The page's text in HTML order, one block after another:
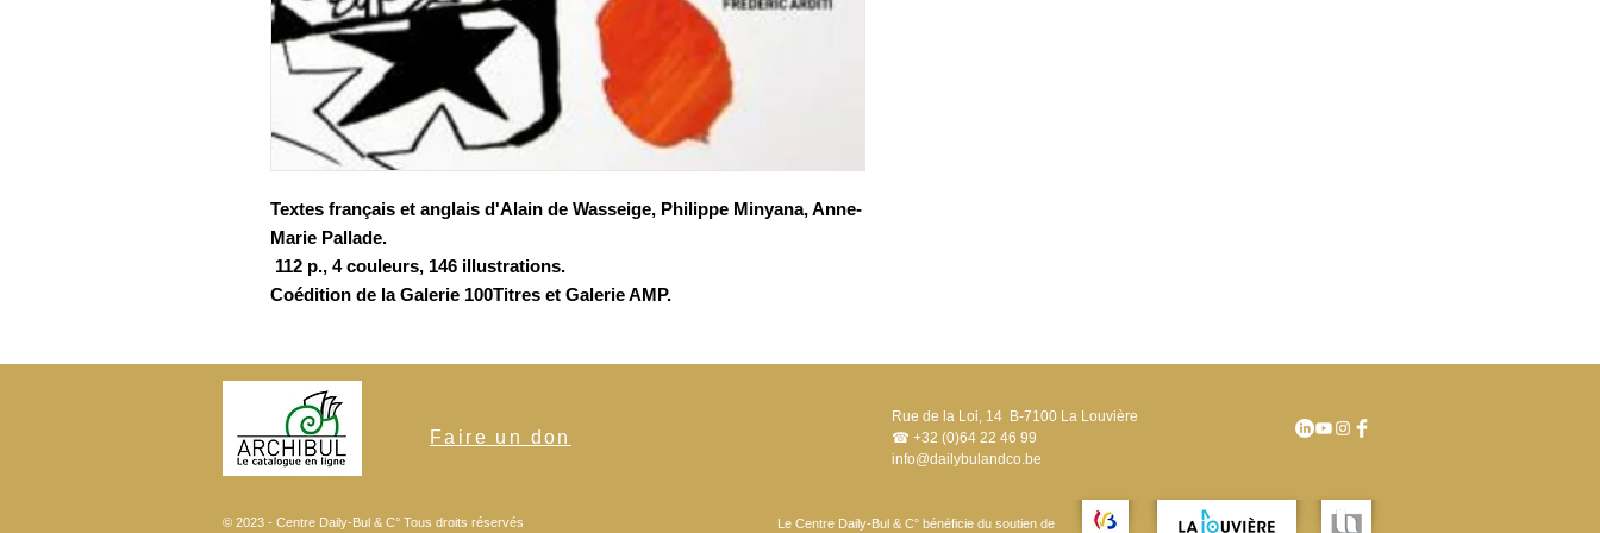
Textes français et anglais d'Alain de Wasseige, Philippe Minyana, Anne-
Marie Pallade.
112 p., 4 couleurs, 146 illustrations.
Coédition de la Galerie 100Titres et Galerie AMP.
Faire un don
© 2023 - Centre Daily-Bul & C° Tous droits réservés
Rue de la Loi, 14 B-7100 La Louvière
☎ +32 (0)64 22 46 99
info@dailybulandco.be
Le Centre Daily-Bul & C° bénéficie du soutien de